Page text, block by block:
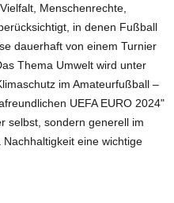
Menschenrechte,
in denen Fußball
dauerhaft von einem Turnier
Thema Umwelt wird unter
im Amateurfußball –
UEFA EURO 2024"
selbst, sondern generell im
eine wichtige